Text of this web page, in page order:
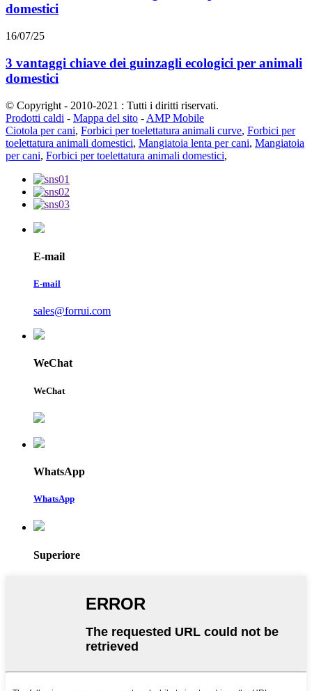
domestici
16/07/25
3 vantaggi chiave dei guinzagli ecologici per animali
domestici
© Copyright - 2010-2021 : Tutti i diritti riservati.
Prodotti caldi - Mappa del sito - AMP Mobile
Ciotola per cani, Forbici per toelettatura animali curve, Forbici per
toelettatura animali domestici, Mangiatoia lenta per cani, Mangiatoia
per cani, Forbici per toelettatura animali domestici,
E-mail
E-mail
sales@forrui.com
WeChat
WeChat
WhatsApp
WhatsApp
Superiore